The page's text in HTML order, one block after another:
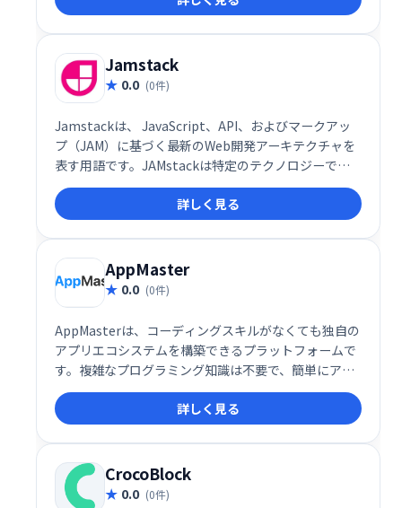
す。
Jamstack
0.0 (0件)
Jamstackは、 JavaScript、API、およびマークアッ
プ（JAM）に基づく最新のWeb開発アーキテクチャを
表す用語です。JAMstackは特定のテクノロジーでは
なく、アプリやWebサイトを構築するための別の方法
です。
詳しく見る
AppMaster
0.0 (0件)
AppMasterは、コーディングスキルがなくても独自の
アプリエコシステムを構築できるプラットフォームで
す。複雑なプログラミング知識は不要で、簡単にアプ
リ開発を始められます。直感的なインターフェース
で、効率的な開発と迅速なリリースを実現します。 あ
なたのビジネスを加速させる、革新的なアプリ開発ソ
リューションです。
詳しく見る
CrocoBlock
0.0 (0件)